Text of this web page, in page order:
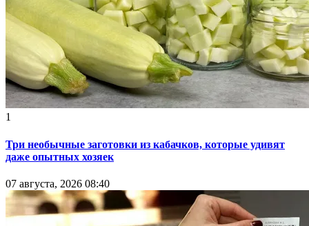
1
Три необычные заготовки из кабачков, которые удивят
даже опытных хозяек
07 августа, 2026 08:40